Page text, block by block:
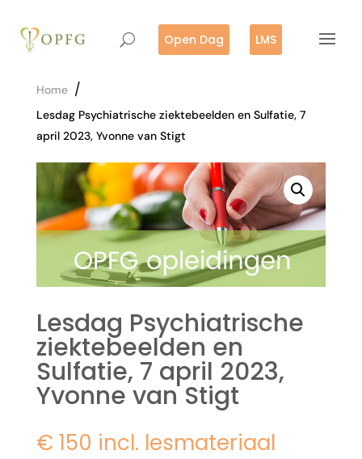
Open Dag LMS
Home /
Lesdag Psychiatrische ziektebeelden en Sulfatie, 7
april 2023, Yvonne van Stigt
Lesdag Psychiatrische
ziektebeelden en
Sulfatie, 7 april 2023,
Yvonne van Stigt
€ 150 incl. lesmateriaal